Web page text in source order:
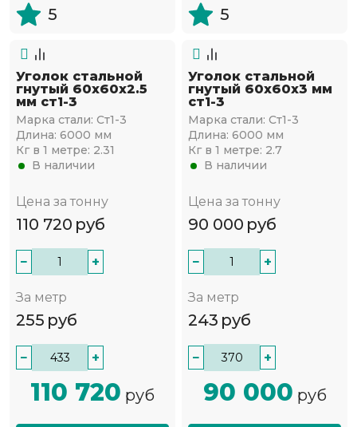
5 5
Уголок стальной
гнутый 60х60x2.5
мм ст1-3
Марка стали: Ст1-3
Длина: 6000 мм
Кг в 1 метре: 2.31
В наличии
Цена за тонну
110 720 руб
− +
За метр
255 руб
− +
110 720 руб
Уголок стальной
гнутый 60х60x3 мм
ст1-3
Марка стали: Ст1-3
Длина: 6000 мм
Кг в 1 метре: 2.7
В наличии
Цена за тонну
90 000 руб
− +
За метр
243 руб
− +
90 000 руб